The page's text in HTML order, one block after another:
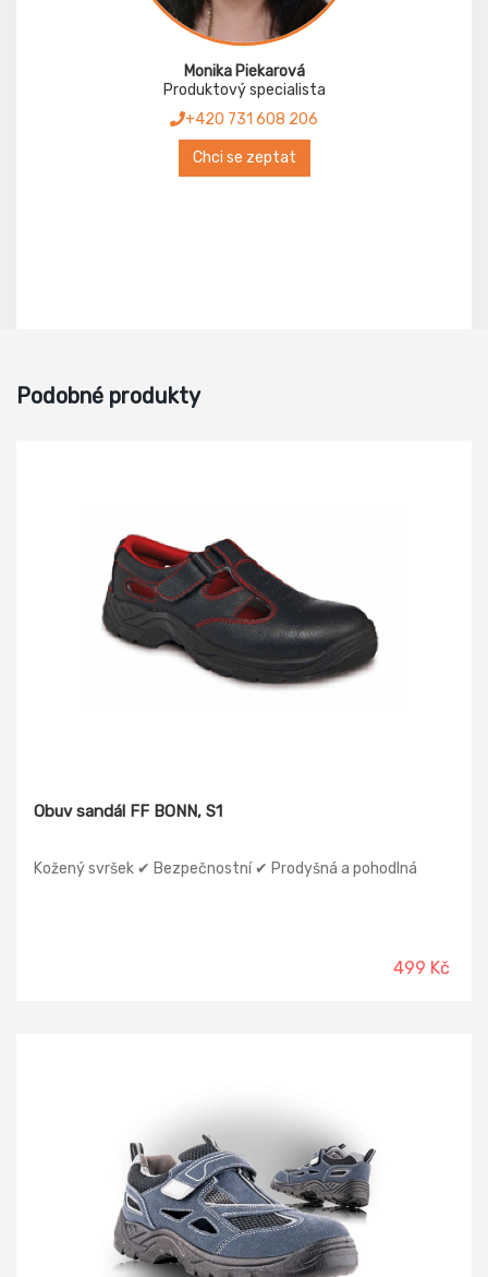
Monika Piekarová
Produktový specialista
+420 731 608 206
Chci se zeptat
Podobné produkty
Obuv sandál FF BONN, S1
Kožený svršek ✔ Bezpečnostní ✔ Prodyšná a pohodlná
499 Kč